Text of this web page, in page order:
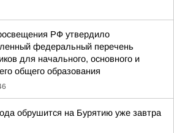
РФ утвердило
федеральный перечень
для начального, основного и
общего образования
обрушится на Бурятию уже завтра